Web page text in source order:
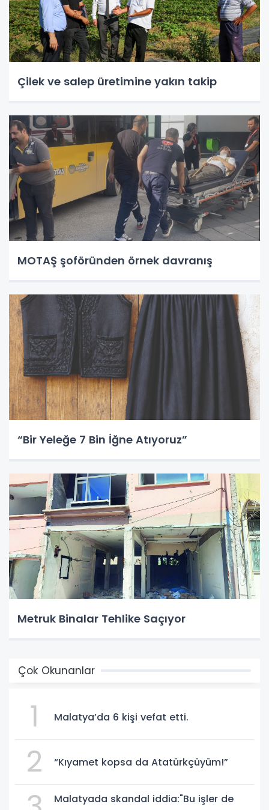
Çilek ve salep üretimine yakın takip
MOTAŞ şoföründen örnek davranış
“Bir Yeleğe 7 Bin İğne Atıyoruz”
Metruk Binalar Tehlike Saçıyor
Çok Okunanlar
1 Malatya’da 6 kişi vefat etti.
2 “Kıyamet kopsa da Atatürkçüyüm!”
Malatyada skandal iddia:"Bu işler de